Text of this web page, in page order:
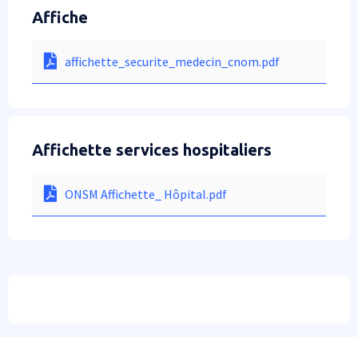
Affiche
affichette_securite_medecin_cnom.pdf
Affichette services hospitaliers
ONSM Affichette_ Hôpital.pdf